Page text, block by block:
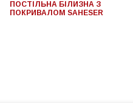
ПОСТІЛЬНА БІЛИЗНА З
ПОКРИВАЛОМ SAHESER